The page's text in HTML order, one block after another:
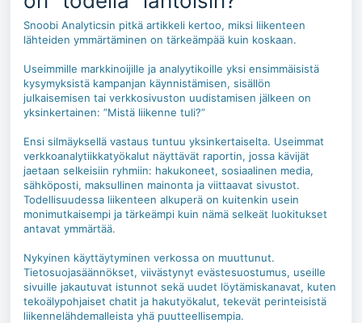
Snoobi Analyticsin pitkä artikkeli kertoo, miksi liikenteen
lähteiden ymmärtäminen on tärkeämpää kuin koskaan.
Useimmille markkinoijille ja analyytikoille yksi ensimmäisistä
kysymyksistä kampanjan käynnistämisen, sisällön
julkaisemisen tai verkkosivuston uudistamisen jälkeen on
yksinkertainen: ”Mistä liikenne tuli?”
Ensi silmäyksellä vastaus tuntuu yksinkertaiselta. Useimmat
verkkoanalytiikkatyökalut näyttävät raportin, jossa kävijät
jaetaan selkeisiin ryhmiin: hakukoneet, sosiaalinen media,
sähköposti, maksullinen mainonta ja viittaavat sivustot.
Todellisuudessa liikenteen alkuperä on kuitenkin usein
monimutkaisempi ja tärkeämpi kuin nämä selkeät luokitukset
antavat ymmärtää.
Nykyinen käyttäytyminen verkossa on muuttunut.
Tietosuojasäännökset, viivästynyt evästesuostumus, useille
sivuille jakautuvat istunnot sekä uudet löytämiskanavat, kuten
tekoälypohjaiset chatit ja hakutyökalut, tekevät perinteisistä
liikennelähdemalleista yhä puutteellisempia.